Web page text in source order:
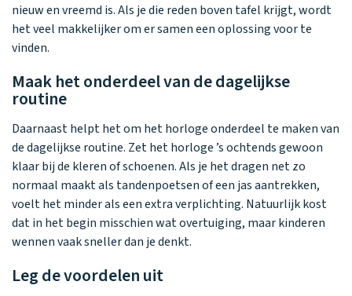
nieuw en vreemd is. Als je die reden boven tafel krijgt, wordt
het veel makkelijker om er samen een oplossing voor te
vinden.
Maak het onderdeel van de dagelijkse
routine
Daarnaast helpt het om het horloge onderdeel te maken van
de dagelijkse routine. Zet het horloge ’s ochtends gewoon
klaar bij de kleren of schoenen. Als je het dragen net zo
normaal maakt als tandenpoetsen of een jas aantrekken,
voelt het minder als een extra verplichting. Natuurlijk kost
dat in het begin misschien wat overtuiging, maar kinderen
wennen vaak sneller dan je denkt.
Leg de voordelen uit